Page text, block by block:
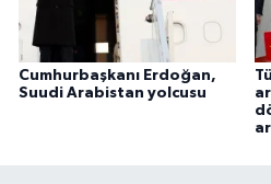
Cumhurbaşkanı Erdoğan,
Suudi Arabistan yolcusu